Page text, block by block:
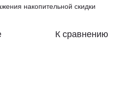
накопительной скидки
К сравнению